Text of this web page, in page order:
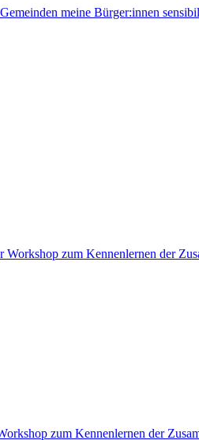
Gemeinden meine Bürger:innen
zum Kennenlernen der
zum Kennenlernen der